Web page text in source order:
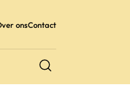
onsContact